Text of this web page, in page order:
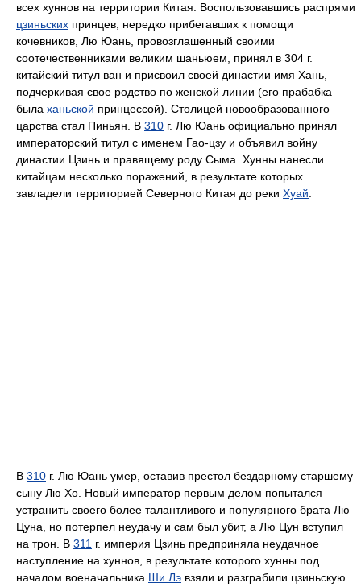
всех хуннов на территории Китая. Воспользовавшись распрями
цзиньских принцев, нередко прибегавших к помощи
кочевников, Лю Юань, провозглашенный своими
соотечественниками великим шаньюем, принял в 304 г.
китайский титул ван и присвоил своей династии имя Хань,
подчеркивая свое родство по женской линии (его прабабка
была ханьской принцессой). Столицей новообразованного
царства стал Пиньян. В 310 г. Лю Юань официально принял
императорский титул с именем Гао-цзу и объявил войну
династии Цзинь и правящему роду Сыма. Хунны нанесли
китайцам несколько поражений, в результате которых
завладели территорией Северного Китая до реки Хуай.
В 310 г. Лю Юань умер, оставив престол бездарному старшему
сыну Лю Хо. Новый император первым делом попытался
устранить своего более талантливого и популярного брата Лю
Цуна, но потерпел неудачу и сам был убит, а Лю Цун вступил
на трон. В 311 г. империя Цзинь предприняла неудачное
наступление на хуннов, в результате которого хунны под
началом военачальника Ши Лэ взяли и разграбили цзиньскую